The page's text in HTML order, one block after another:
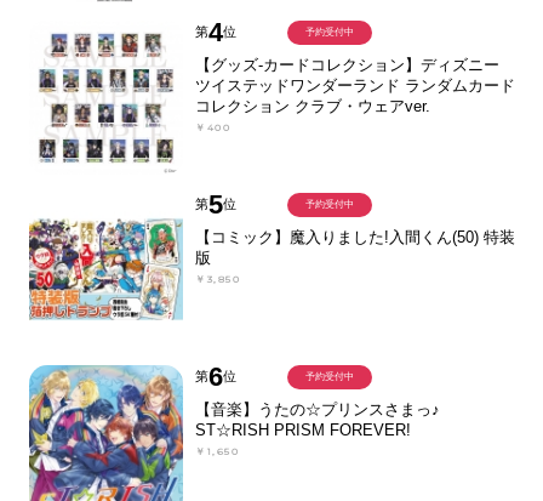
第4位
【グッズ-カードコレクション】ディズニー
ツイステッドワンダーランド ランダムカード
コレクション クラブ・ウェアver.
￥400
予約受付中
第5位
【コミック】魔入りました!入間くん(50) 特装
版
￥3,850
予約受付中
第6位
【音楽】うたの☆プリンスさまっ♪
ST☆RISH PRISM FOREVER!
￥1,650
予約受付中